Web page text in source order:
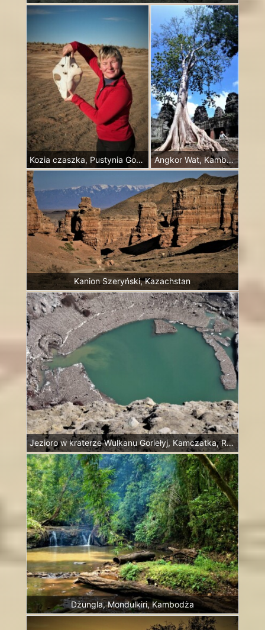
Kozia czaszka, Pustynia Gobi, Mongolia Angkor Wat, Kambodża
Kanion Szeryński, Kazachstan
Jezioro w kraterze Wulkanu Goriełyj, Kamczatka, Rosja
Dżungla, Mondulkiri, Kambodża